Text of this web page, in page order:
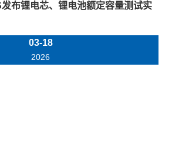
布锂电芯、锂电池额定容量测试实
03-18
2026